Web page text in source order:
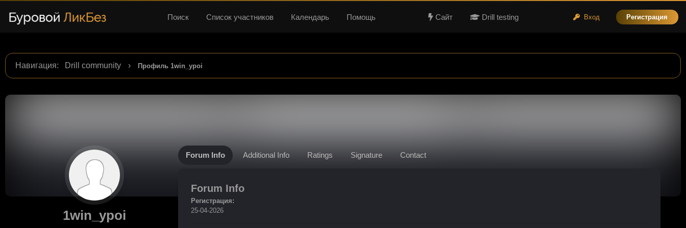
Вход Регистрация
Поиск Список участников Календарь Помощь Сайт Drill testing
Навигация: Drill community › Профиль 1win_ypoi
1win_ypoi
Forum Info Additional Info Ratings Signature Contact
Forum Info
Регистрация:
25-04-2026